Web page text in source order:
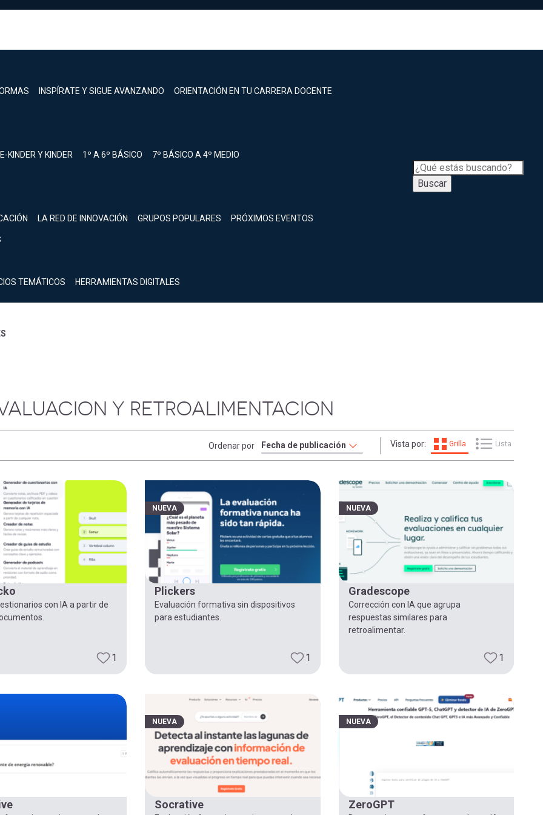
INSPÍRATE Y SIGUE AVANZANDO ORIENTACIÓN EN TU CARRERA DOCENTE
KINDER Y KINDER 1º A 6º BÁSICO 7º BÁSICO A 4º MEDIO
LA RED DE INNOVACIÓN GRUPOS POPULARES PRÓXIMOS EVENTOS
TEMÁTICOS HERRAMIENTAS DIGITALES
Buscar
Y RETROALIMENTACION
Ordenar por Vista por: Grilla Lista
con IA a partir de
1
Plickers
NUEVA
Evaluación formativa sin dispositivos
para estudiantes.
1
Gradescope
NUEVA
Corrección con IA que agrupa
respuestas similares para
retroalimentar.
1
Socrative
NUEVA
ZeroGPT
NUEVA
Inicia sesión.